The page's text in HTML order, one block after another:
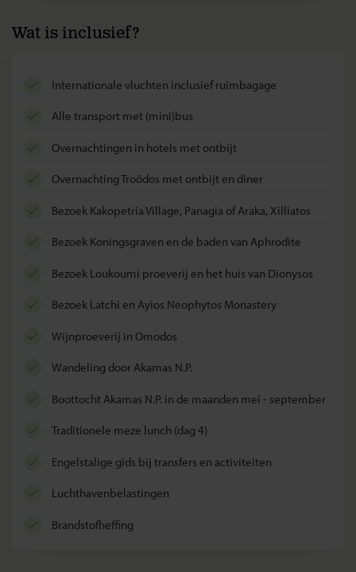
Wat is inclusief?
internationale vluchten inclusief ruimbagage
alle transport met (mini)bus
overnachtingen in hotels met ontbijt
overnachting Troödos met ontbijt en diner
bezoek Kakopetria Village, Panagia of Araka, Xilliatos
bezoek Koningsgraven en de baden van Aphrodite
bezoek Loukoumi proeverij en het huis van Dionysos
bezoek Latchi en Ayios Neophytos Monastery
wijnproeverij in Omodos
wandeling door Akamas N.P.
boottocht Akamas N.P. in de maanden mei - september
traditionele meze lunch (dag 4)
Engelstalige gids bij transfers en activiteiten
luchthavenbelastingen
brandstofheffing